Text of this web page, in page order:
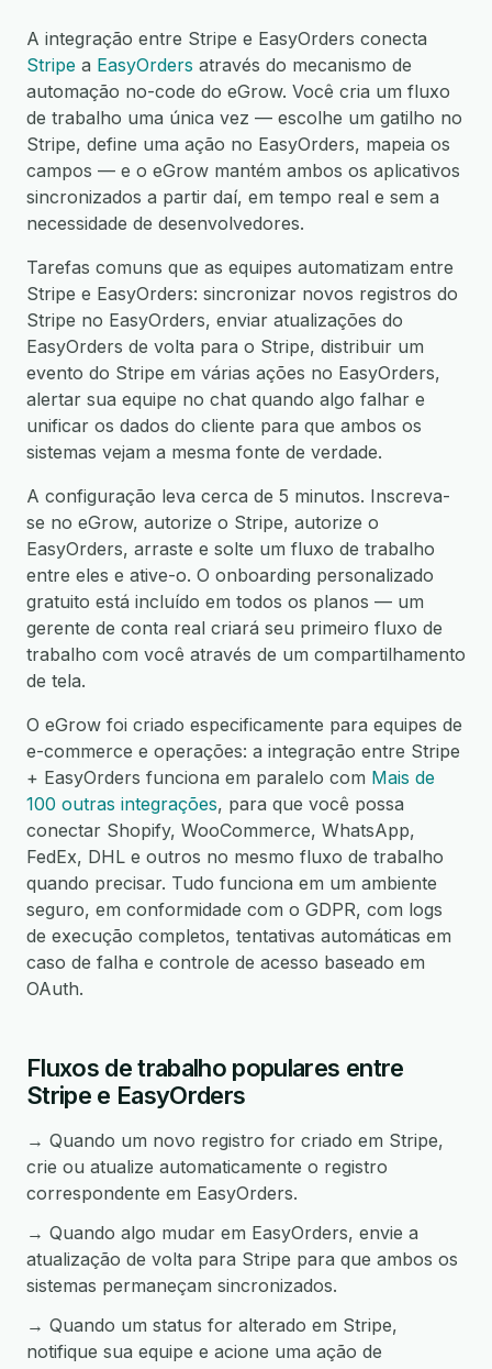
A integração entre Stripe e EasyOrders conecta
Stripe a EasyOrders através do mecanismo de
automação no-code do eGrow. Você cria um fluxo
de trabalho uma única vez — escolhe um gatilho no
Stripe, define uma ação no EasyOrders, mapeia os
campos — e o eGrow mantém ambos os aplicativos
sincronizados a partir daí, em tempo real e sem a
necessidade de desenvolvedores.
Tarefas comuns que as equipes automatizam entre
Stripe e EasyOrders: sincronizar novos registros do
Stripe no EasyOrders, enviar atualizações do
EasyOrders de volta para o Stripe, distribuir um
evento do Stripe em várias ações no EasyOrders,
alertar sua equipe no chat quando algo falhar e
unificar os dados do cliente para que ambos os
sistemas vejam a mesma fonte de verdade.
A configuração leva cerca de 5 minutos. Inscreva-
se no eGrow, autorize o Stripe, autorize o
EasyOrders, arraste e solte um fluxo de trabalho
entre eles e ative-o. O onboarding personalizado
gratuito está incluído em todos os planos — um
gerente de conta real criará seu primeiro fluxo de
trabalho com você através de um compartilhamento
de tela.
O eGrow foi criado especificamente para equipes de
e-commerce e operações: a integração entre Stripe
+ EasyOrders funciona em paralelo com Mais de
100 outras integrações, para que você possa
conectar Shopify, WooCommerce, WhatsApp,
FedEx, DHL e outros no mesmo fluxo de trabalho
quando precisar. Tudo funciona em um ambiente
seguro, em conformidade com o GDPR, com logs
de execução completos, tentativas automáticas em
caso de falha e controle de acesso baseado em
OAuth.
Fluxos de trabalho populares entre
Stripe e EasyOrders
→ Quando um novo registro for criado em Stripe,
crie ou atualize automaticamente o registro
correspondente em EasyOrders.
→ Quando algo mudar em EasyOrders, envie a
atualização de volta para Stripe para que ambos os
sistemas permaneçam sincronizados.
→ Quando um status for alterado em Stripe,
notifique sua equipe e acione uma ação de